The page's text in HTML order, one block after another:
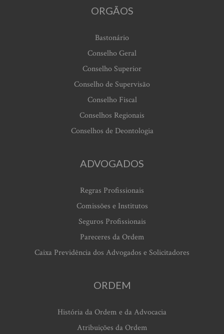
ORGÃOS
Bastonário
Conselho Geral
Conselho Superior
Conselho de Supervisão
Conselho Fiscal
Conselhos Regionais
Conselhos de Deontologia
ADVOGADOS
Regras Profissionais
Comissões e Institutos
Seguros Profissionais
Pareceres da Ordem
Caixa Previdência dos Advogados e Solicitadores
ORDEM
História da Ordem e da Advocacia
Atribuições da Ordem